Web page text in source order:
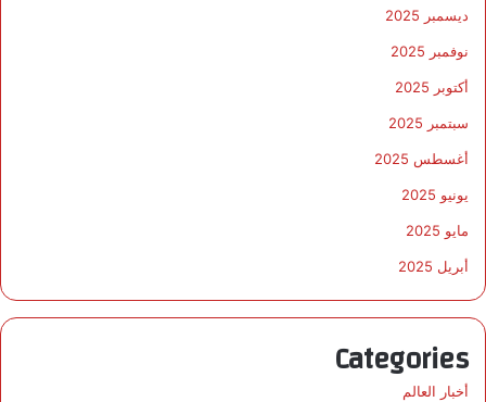
ديسمبر 2025
نوفمبر 2025
أكتوبر 2025
سبتمبر 2025
أغسطس 2025
يونيو 2025
مايو 2025
أبريل 2025
Categories
أخبار العالم